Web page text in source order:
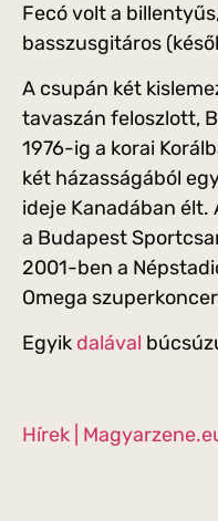
Fecó volt a
basszusgitáros
A csupán két
tavaszán feloszlott,
1976-ig a korai
két házasságából
ideje Kanadában élt.
a Budapest
2001-ben a
Omega
Egyik dalával
Hírek |